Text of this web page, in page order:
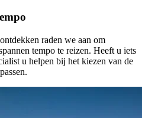
raden we aan om
tempo te reizen. Heeft u iets
u helpen bij het kiezen van de